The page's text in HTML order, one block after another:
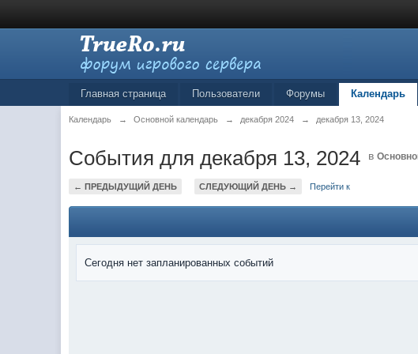
Главная страница Пользователи Форумы Календарь
Календарь → Основной календарь → декабря 2024 → декабря 13, 2024
События для декабря 13, 2024 в
← ПРЕДЫДУЩИЙ ДЕНЬ СЛЕДУЮЩИЙ ДЕНЬ → Перейти к
Сегодня нет запланированных событий